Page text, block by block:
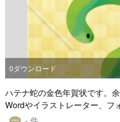
0ダウンロード
ハテナ蛇の金色年賀状です。
Wordやイラストレーター、フ
文、郵便番号、ご住所、電話